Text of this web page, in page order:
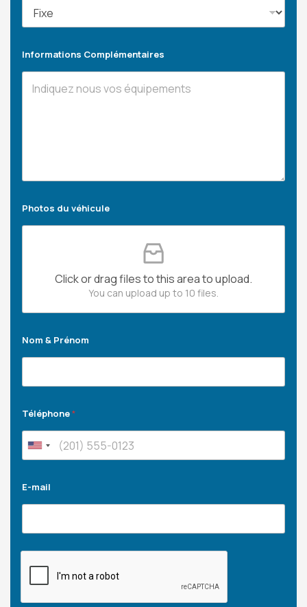
Informations Complémentaires
Photos du véhicule
Click or drag files to this area to upload.
You can upload up to 10 files.
Nom & Prénom
Téléphone*
E-mail